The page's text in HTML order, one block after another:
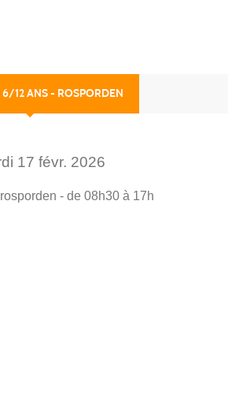
6/12 ANS - ROSPORDEN
17 févr. 2026
rosporden - de 08h30 à 17h